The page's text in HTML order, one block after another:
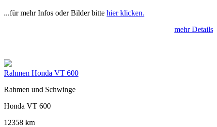
...für mehr Infos oder Bilder bitte hier klicken.
mehr Details
Rahmen Honda VT 600
Rahmen und Schwinge
Honda VT 600
12358 km